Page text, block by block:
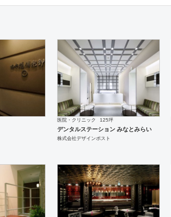
医院・クリニック 125坪
デンタルステーション みなとみらい
株式会社デザインポスト